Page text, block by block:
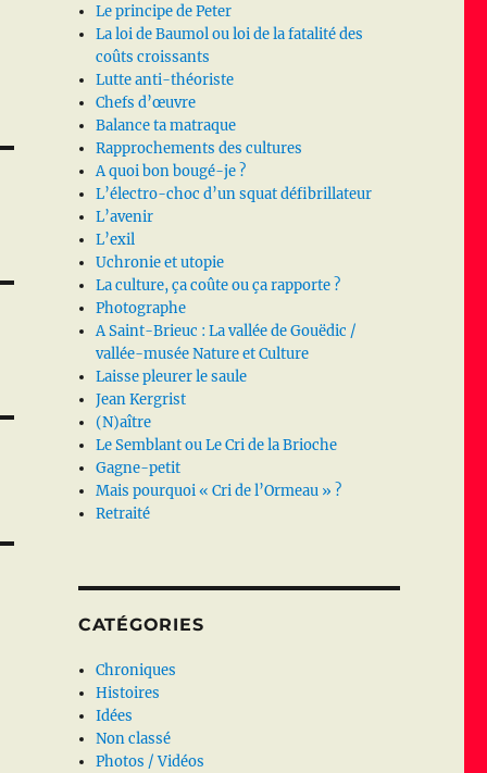
Le principe de Peter
La loi de Baumol ou loi de la fatalité des
coûts croissants
Lutte anti-théoriste
Chefs d’œuvre
Balance ta matraque
Rapprochements des cultures
A quoi bon bougé-je ?
L’électro-choc d’un squat défibrillateur
L’avenir
L’exil
Uchronie et utopie
La culture, ça coûte ou ça rapporte ?
Photographe
A Saint-Brieuc : La vallée de Gouëdic /
vallée-musée Nature et Culture
Laisse pleurer le saule
Jean Kergrist
(N)aître
Le Semblant ou Le Cri de la Brioche
Gagne-petit
Mais pourquoi « Cri de l’Ormeau » ?
Retraité
CATÉGORIES
Chroniques
Histoires
Idées
Non classé
Photos / Vidéos